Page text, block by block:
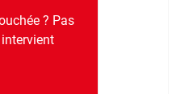
? Pas